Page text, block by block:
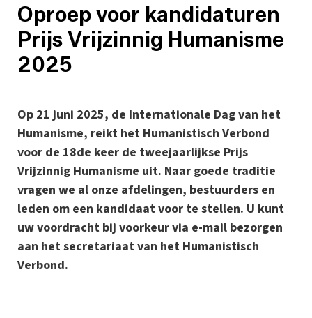
Oproep voor kandidaturen
Prijs Vrijzinnig Humanisme
2025
Op 21 juni 2025, de Internationale Dag van het
Humanisme, reikt het Humanistisch Verbond
voor de 18de keer de tweejaarlijkse Prijs
Vrijzinnig Humanisme uit. Naar goede traditie
vragen we al onze afdelingen, bestuurders en
leden om een kandidaat voor te stellen. U kunt
uw voordracht bij voorkeur via e-mail bezorgen
aan het secretariaat van het Humanistisch
Verbond.